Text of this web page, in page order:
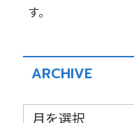
す。
ARCHIVE